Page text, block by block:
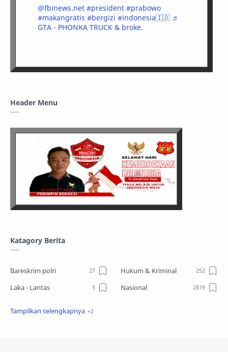
@fbinews.net #president #prabowo
#makangratis #bergizi #indonesia🇮🇩 ♬
GTA - PHONKA TRUCK & broke.
Header Menu
Katagory Berita
Bareskrim polri
Hukum & Kriminal
Laka - Lantas
Nasional